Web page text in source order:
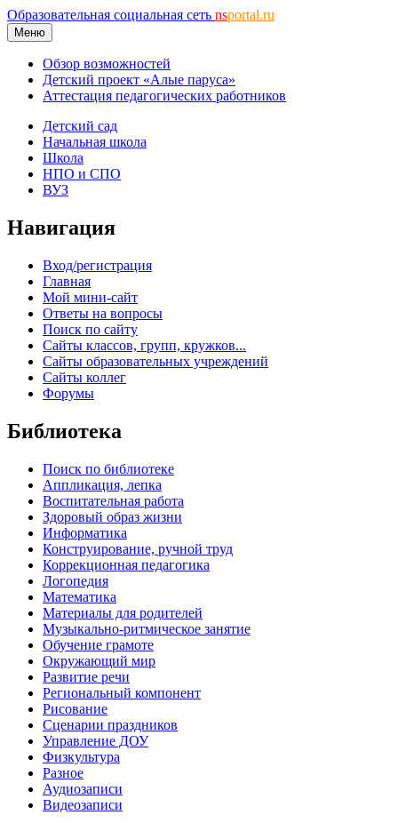
Образовательная социальная сеть nsportal.ru
Меню
Обзор возможностей
Детский проект «Алые паруса»
Аттестация педагогических работников
Детский сад
Начальная школа
Школа
НПО и СПО
ВУЗ
Навигация
Вход/регистрация
Главная
Мой мини-сайт
Ответы на вопросы
Поиск по сайту
Сайты классов, групп, кружков...
Сайты образовательных учреждений
Сайты коллег
Форумы
Библиотека
Поиск по библиотеке
Аппликация, лепка
Воспитательная работа
Здоровый образ жизни
Информатика
Конструирование, ручной труд
Коррекционная педагогика
Логопедия
Математика
Материалы для родителей
Музыкально-ритмическое занятие
Обучение грамоте
Окружающий мир
Развитие речи
Региональный компонент
Рисование
Сценарии праздников
Управление ДОУ
Физкультура
Разное
Аудиозаписи
Видеозаписи